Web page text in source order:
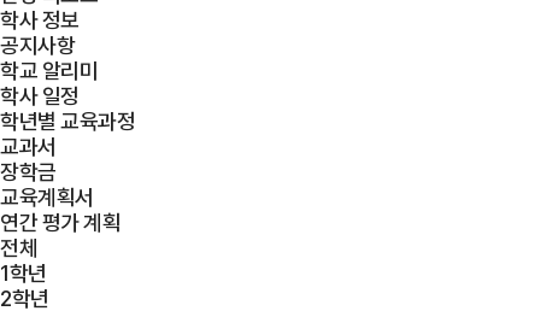
학사 정보
공지사항
학교 알리미
학사 일정
학년별 교육과정
교과서
장학금
교육계획서
연간 평가 계획
전체
1학년
2학년